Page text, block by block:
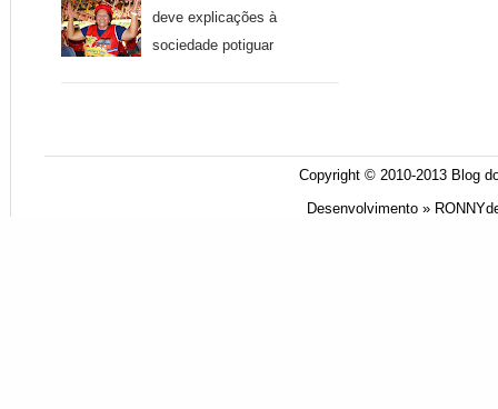
deve explicações à
sociedade potiguar
Copyright © 2010-2013 Blog
Desenvolvimento »